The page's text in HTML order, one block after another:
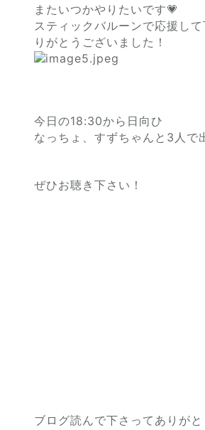
またいつかやりたいです💗
スティックバルーンで応援し
りがとうございました！
今日の18:30から日向ひ
なっちょ、すずちゃんと3人で
ぜひお聴き下さい！
ブログ読んで下さってありが